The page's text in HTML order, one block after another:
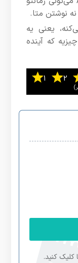
نوشتن متا.
یعنی یه
که آینده
کلیک کنید.